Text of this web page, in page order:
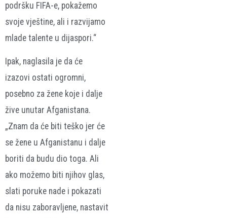
podršku FIFA-e, pokažemo
svoje vještine, ali i razvijamo
mlade talente u dijaspori.“
Ipak, naglasila je da će
izazovi ostati ogromni,
posebno za žene koje i dalje
žive unutar Afganistana.
„Znam da će biti teško jer će
se žene u Afganistanu i dalje
boriti da budu dio toga. Ali
ako možemo biti njihov glas,
slati poruke nade i pokazati
da nisu zaboravljene, nastavit